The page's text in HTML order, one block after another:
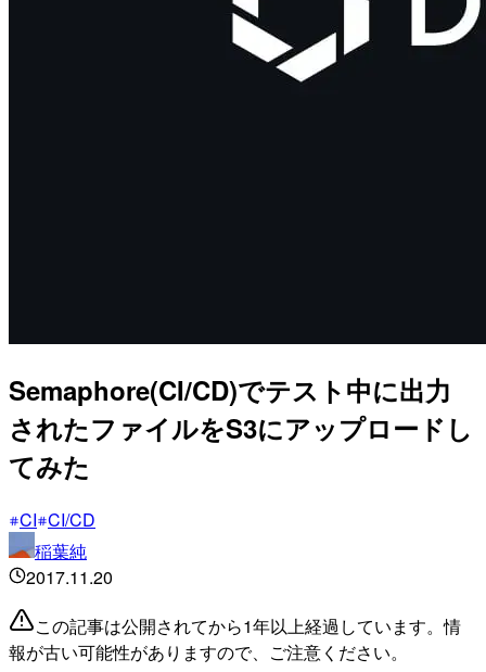
Semaphore(CI/CD)でテスト中に出力
されたファイルをS3にアップロードし
てみた
CI CI/CD
稲葉純
2017.11.20
この記事は公開されてから1年以上経過しています。情
報が古い可能性がありますので、ご注意ください。